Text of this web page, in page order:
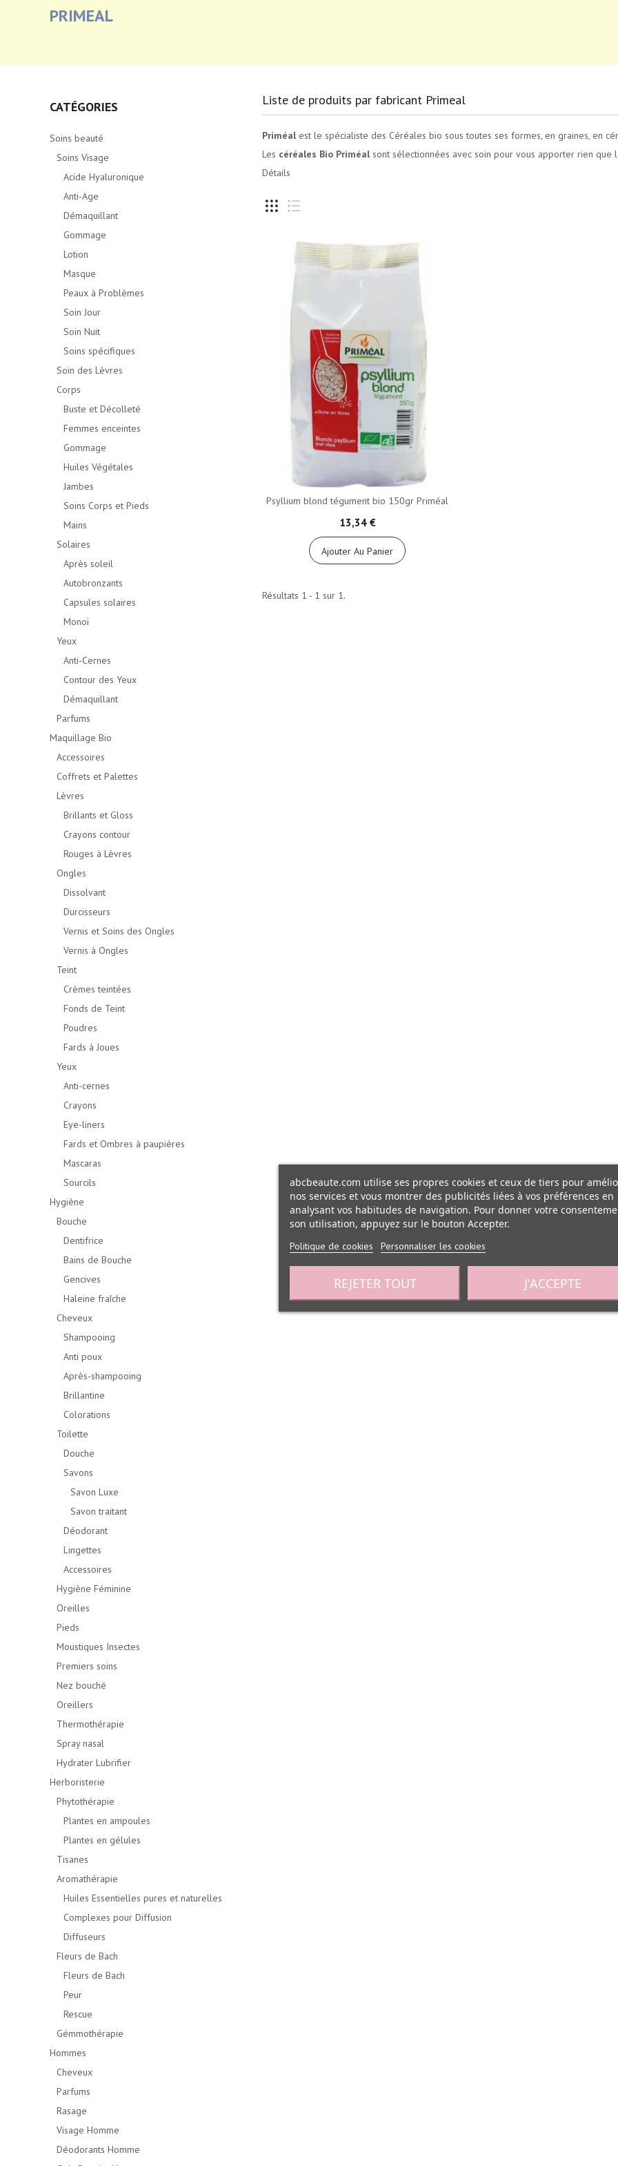
PRIMEAL
CATÉGORIES
Soins beauté
Soins Visage
Acide Hyaluronique
Anti-Age
Démaquillant
Gommage
Lotion
Masque
Peaux à Problèmes
Soin Jour
Soin Nuit
Soins spécifiques
Soin des Lèvres
Corps
Buste et Décolleté
Femmes enceintes
Gommage
Huiles Végétales
Jambes
Soins Corps et Pieds
Mains
Solaires
Après soleil
Autobronzants
Capsules solaires
Monoï
Yeux
Anti-Cernes
Contour des Yeux
Démaquillant
Parfums
Maquillage Bio
Accessoires
Coffrets et Palettes
Lèvres
Brillants et Gloss
Crayons contour
Rouges à Lèvres
Ongles
Dissolvant
Durcisseurs
Vernis et Soins des Ongles
Vernis à Ongles
Teint
Crèmes teintées
Fonds de Teint
Poudres
Fards à Joues
Yeux
Anti-cernes
Crayons
Eye-liners
Fards et Ombres à paupières
Mascaras
Sourcils
Hygiène
Bouche
Dentifrice
Bains de Bouche
Gencives
Haleine fraîche
Cheveux
Shampooing
Anti poux
Après-shampooing
Brillantine
Colorations
Toilette
Douche
Savons
Savon Luxe
Savon traitant
Déodorant
Lingettes
Accessoires
Hygiène Féminine
Oreilles
Pieds
Moustiques Insectes
Premiers soins
Nez bouché
Oreillers
Thermothérapie
Spray nasal
Hydrater Lubrifier
Herboristerie
Phytothérapie
Plantes en ampoules
Plantes en gélules
Tisanes
Aromathérapie
Huiles Essentielles pures et naturelles
Complexes pour Diffusion
Diffuseurs
Fleurs de Bach
Fleurs de Bach
Peur
Rescue
Gémmothérapie
Hommes
Cheveux
Parfums
Rasage
Visage Homme
Déodorants Homme
Liste de produits par fabricant Primeal
Priméalest le spécialiste des Céréales bio sous toutes ses formes, en graines, en
Les céréales Bio Priméalsont sélectionnées avec soin pour vous apporter rien que
Détails
Psyllium blond tégument bio 150gr Priméal
13,34 €
Ajouter Au Panier
Résultats 1 - 1 sur 1.
abcbeaute.com utilise ses propres cookies et ceux de tiers pour
nos services et vous montrer des publicités liées à vos préférences en
analysant vos habitudes de navigation. Pour donner votre
son utilisation, appuyez sur le bouton Accepter.
Politique de cookies Personnaliser les cookies
REJETER TOUT J'ACCEPTE